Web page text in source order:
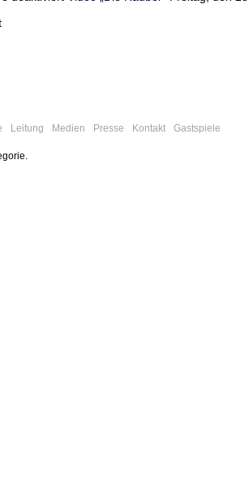
für
Leitung Medien Presse Kontakt Gastspiele